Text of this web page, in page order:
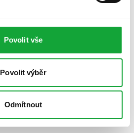
Povolit vše
Povolit výběr
Odmítnout